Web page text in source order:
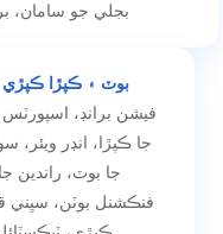
بجلي جو سامان،
بوٽ ۽ ڪپڙا ڪپڙي
فيشن برانڊ، اسپورٽس
جا ڪپڙا، انڊر
جا بوٽ، راندين
فنڪشنل بوٽن، سڀني